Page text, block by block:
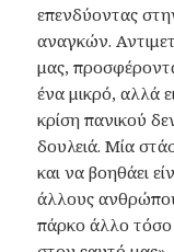
επενδύοντας
αναγκών.
μας,
ένα μικρό, αλλά
κρίση πανικού
δουλειά. Μία
και να βοηθάει
άλλους
πάρκο άλλο τόσο